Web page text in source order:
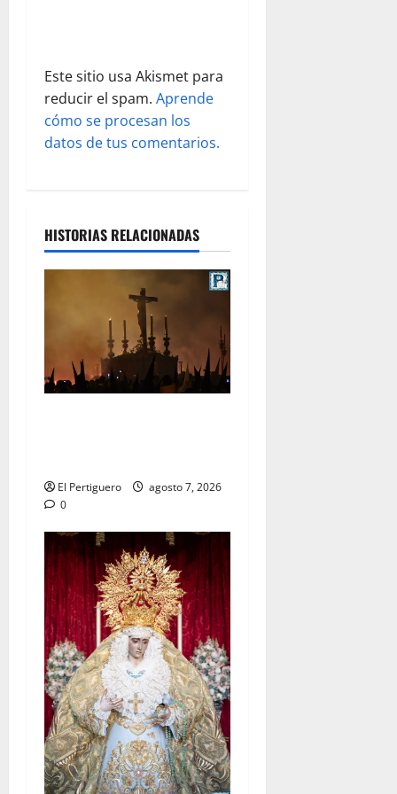
d
a
s
Este sitio usa Akismet para
reducir el spam. Aprende
cómo se procesan los
datos de tus comentarios.
HISTORIAS RELACIONADAS
El Pertiguero
agosto 7, 2026
0